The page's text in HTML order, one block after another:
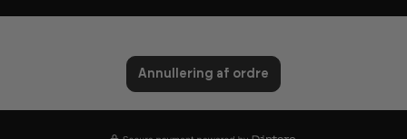
Annullering af ordre